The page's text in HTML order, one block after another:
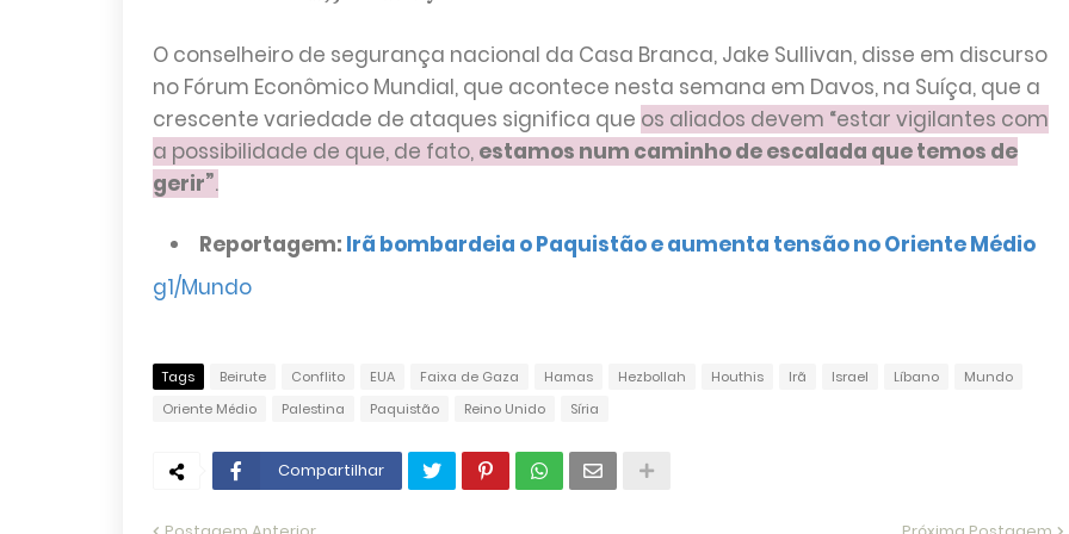
O conselheiro de segurança nacional da Casa Branca, Jake Sullivan, disse em discurso
no Fórum Econômico Mundial, que acontece nesta semana em Davos, na Suíça, que a
crescente variedade de ataques significa que os aliados devem “estar vigilantes com
a possibilidade de que, de fato, estamos num caminho de escalada que temos de
gerir”.
Reportagem: Irã bombardeia o Paquistão e aumenta tensão no Oriente Médio
g1/Mundo
Tags Beirute Conflito EUA Faixa de Gaza Hamas Hezbollah Houthis Irã Israel Líbano
Mundo
Oriente Médio
Palestina Paquistão Reino Unido Síria
Compartilhar